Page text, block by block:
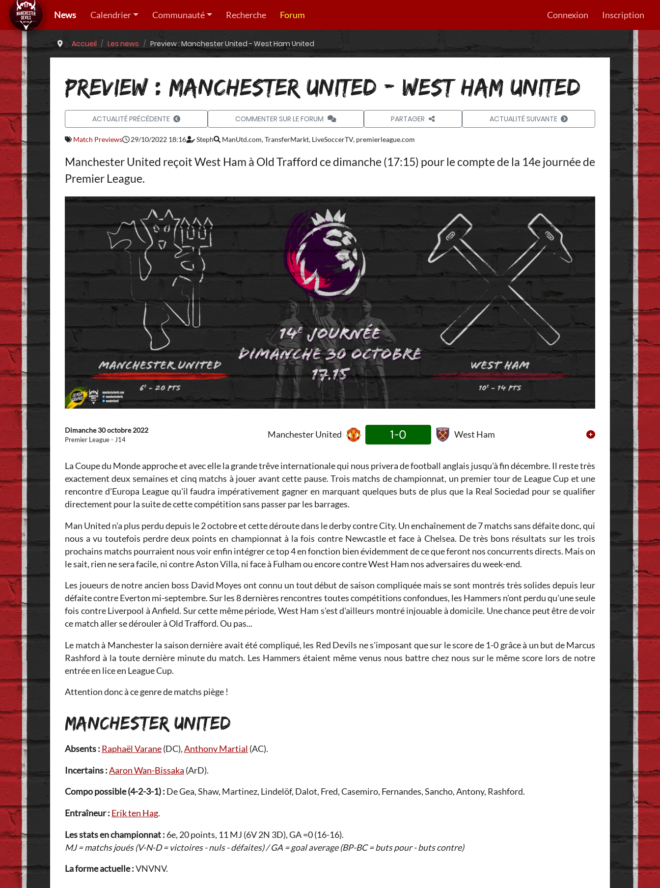
News Calendrier Communauté Recherche Forum Connexion Inscription
Accueil Les news Preview : Manchester United - West Ham United
PREVIEW : MANCHESTER UNITED - WEST HAM UNITED
ACTUALITÉ PRÉCÉDENTE COMMENTER SUR LE FORUM PARTAGER ACTUALITÉ SUIVANTE
Match Previews 29/10/2022 18:16 Steph ManUtd.com, TransferMarkt, LiveSoccerTV, premierleague.com
Manchester United reçoit West Ham à Old Trafford ce dimanche (17:15) pour le compte de la 14e journée de
Premier League.
Dimanche 30 octobre 2022
Premier League - J14 Manchester United 1-0 West Ham
La Coupe du Monde approche et avec elle la grande trêve internationale qui nous privera de football anglais jusqu'à fin décembre. Il reste très
exactement deux semaines et cinq matchs à jouer avant cette pause. Trois matchs de championnat, un premier tour de League Cup et une
rencontre d'Europa League qu'il faudra impérativement gagner en marquant quelques buts de plus que la Real Sociedad pour se qualifier
directement pour la suite de cette compétition sans passer par les barrages.
Man United n'a plus perdu depuis le 2 octobre et cette déroute dans le derby contre City. Un enchaînement de 7 matchs sans défaite donc, qui
nous a vu toutefois perdre deux points en championnat à la fois contre Newcastle et face à Chelsea. De très bons résultats sur les trois
prochains matchs pourraient nous voir enfin intégrer ce top 4 en fonction bien évidemment de ce que feront nos concurrents directs. Mais on
le sait, rien ne sera facile, ni contre Aston Villa, ni face à Fulham ou encore contre West Ham nos adversaires du week-end.
Les joueurs de notre ancien boss David Moyes ont connu un tout début de saison compliquée mais se sont montrés très solides depuis leur
défaite contre Everton mi-septembre. Sur les 8 dernières rencontres toutes compétitions confondues, les Hammers n'ont perdu qu'une seule
fois contre Liverpool à Anfield. Sur cette même période, West Ham s'est d'ailleurs montré injouable à domicile. Une chance peut être de voir
ce match aller se dérouler à Old Trafford. Ou pas...
Le match à Manchester la saison dernière avait été compliqué, les Red Devils ne s'imposant que sur le score de 1-0 grâce à un but de Marcus
Rashford à la toute dernière minute du match. Les Hammers étaient même venus nous battre chez nous sur le même score lors de notre
entrée en lice en League Cup.
Attention donc à ce genre de matchs piège !
MANCHESTER UNITED
Absents : Raphaël Varane(DC),Anthony Martial (AC).
Incertains :Aaron Wan-Bissaka (ArD).
Compo possible (4-2-3-1) : De Gea, Shaw, Martinez, Lindelöf, Dalot, Fred, Casemiro, Fernandes, Sancho, Antony, Rashford.
Entraîneur : Erik ten Hag.
Les stats en championnat : 6e, 20 points, 11 MJ (6V 2N 3D), GA =0 (16-16).
MJ = matchs joués (V-N-D = victoires - nuls - défaites) / GA = goal average (BP-BC = buts pour - buts contre)
La forme actuelle :VNVNV.